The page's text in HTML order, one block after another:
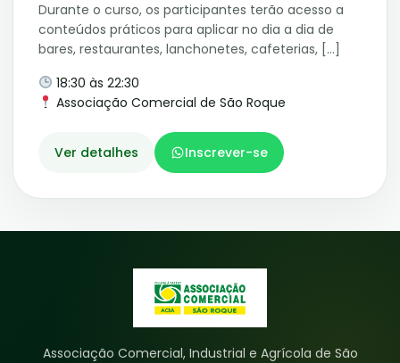
Durante o curso, os participantes terão acesso a
conteúdos práticos para aplicar no dia a dia de
bares, restaurantes, lanchonetes, cafeterias, […]
18:30 às 22:30
Associação Comercial de São Roque
Ver detalhes Inscrever-se
Associação Comercial, Industrial e Agrícola de São